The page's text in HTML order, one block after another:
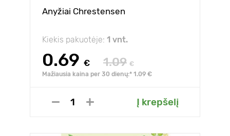
Anyžiai Chrestensen
Kiekis pakuotėje: 1 vnt.
0.69 € 1.09 €
Mažiausia kaina per 30 dienų:* 1.09 €
Į krepšelį